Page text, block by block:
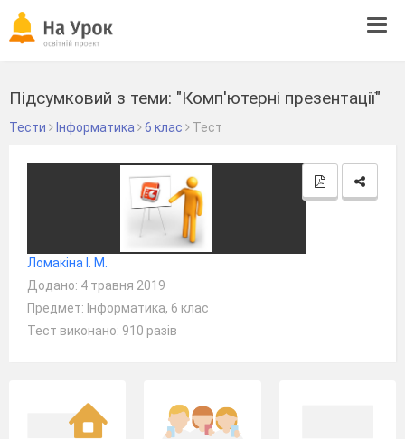
Підсумковий з теми: "Комп'ютерні презентації"
Тести Інформатика 6 клас Тест
Ломакіна І. М.
Додано: 4 травня 2019
Предмет: Інформатика, 6 клас
Тест виконано: 910 разів